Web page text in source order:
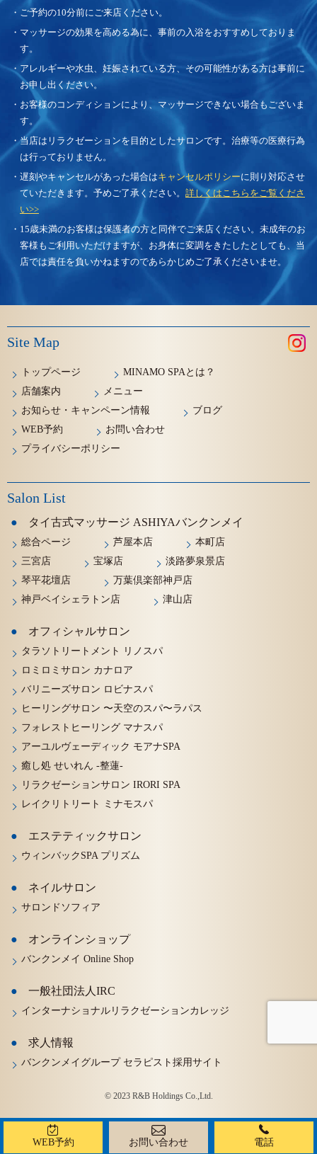
・ご予約の10分前にご来店ください。
・マッサージの効果を高める為に、事前の入浴をおすすめしておりま
す。
・アレルギーや水虫、妊娠されている方、その可能性がある方は事前に
お申し出ください。
・お客様のコンディションにより、マッサージできない場合もございま
す。
・当店はリラクゼーションを目的としたサロンです。治療等の医療行為
は行っておりません。
・遅刻やキャンセルがあった場合はキャンセルポリシーに則り対応させ
ていただきます。予めご了承ください。 詳しくはこちらをご覧くださ
い>>
・15歳未満のお客様は保護者の方と同伴でご来店ください。未成年のお
客様もご利用いただけますが、お身体に変調をきたしたとしても、当
店では責任を負いかねますのであらかじめご了承くださいませ。
Site Map
トップページ
MINAMO SPAとは？
店舗案内
メニュー
お知らせ・キャンペーン情報
ブログ
WEB予約
お問い合わせ
プライバシーポリシー
Salon List
タイ古式マッサージ ASHIYAバンクンメイ
総合ページ 芦屋本店
本町店
三宮店
宝塚店
淡路夢泉景店
琴平花壇店
万葉倶楽部神戸店
神戸ベイシェラトン店
津山店
オフィシャルサロン
タラソトリートメント リノスパ
ロミロミサロン カナロア
バリニーズサロン ロビナスパ
ヒーリングサロン 〜天空のスパ〜ラパス
フォレストヒーリング マナスパ
アーユルヴェーディック モアナSPA
癒し処 せいれん -整蓮-
リラクゼーションサロン IRORI SPA
レイクリトリート ミナモスパ
エステティックサロン
ウィンバックSPA プリズム
ネイルサロン
サロンドソフィア
オンラインショップ
バンクンメイ Online Shop
一般社団法人IRC
インターナショナルリラクゼーションカレッジ
求人情報
バンクンメイグループ セラピスト採用サイト
© 2023 R&B Holdings Co.,Ltd.
WEB予約 お問い合わせ 電話